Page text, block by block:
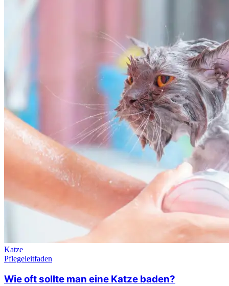
Katze
Pflegeleitfaden
Wie oft sollte man eine Katze baden?